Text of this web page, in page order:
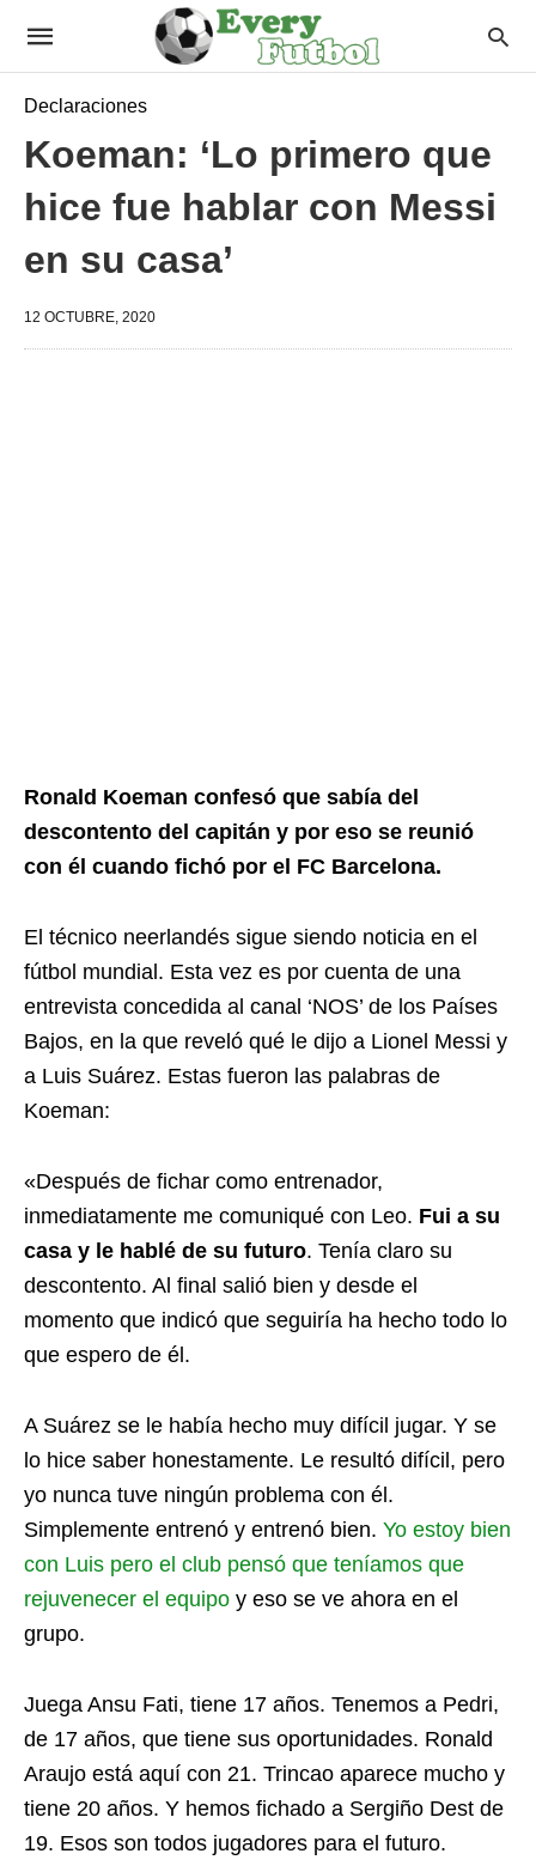
Declaraciones
Koeman: ‘Lo primero que
hice fue hablar con Messi
en su casa’
12 OCTUBRE, 2020
Ronald Koeman confesó que sabía del
descontento del capitán y por eso se reunió
con él cuando fichó por el FC Barcelona.
El técnico neerlandés sigue siendo noticia en el
fútbol mundial. Esta vez es por cuenta de una
entrevista concedida al canal ‘NOS’ de los Países
Bajos, en la que reveló qué le dijo a Lionel Messi y
a Luis Suárez. Estas fueron las palabras de
Koeman:
«Después de fichar como entrenador,
inmediatamente me comuniqué con Leo. Fui a su
casa y le hablé de su futuro. Tenía claro su
descontento. Al final salió bien y desde el
momento que indicó que seguiría ha hecho todo lo
que espero de él.
A Suárez se le había hecho muy difícil jugar. Y se
lo hice saber honestamente. Le resultó difícil, pero
yo nunca tuve ningún problema con él.
Simplemente entrenó y entrenó bien. Yo estoy bien
con Luis pero el club pensó que teníamos que
rejuvenecer el equipo y eso se ve ahora en el
grupo.
Juega Ansu Fati, tiene 17 años. Tenemos a Pedri,
de 17 años, que tiene sus oportunidades. Ronald
Araujo está aquí con 21. Trincao aparece mucho y
tiene 20 años. Y hemos fichado a Sergiño Dest de
19. Esos son todos jugadores para el futuro.